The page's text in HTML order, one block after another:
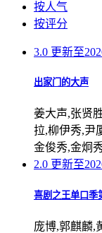
按人气
按评分
3.0 更新至
出家门的大声
姜大声,张贤
拉,柳伊秀,尹
金俊秀,金炯
2.0 更新至
喜剧之王单口季
庞博,郭麒麟,